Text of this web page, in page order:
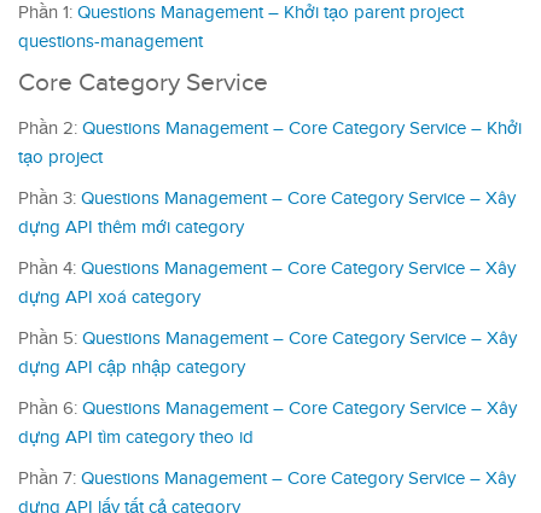
Phần 1: Questions Management – Khởi tạo parent project
questions-management
Core Category Service
Phần 2: Questions Management – Core Category Service – Khởi
tạo project
Phần 3: Questions Management – Core Category Service – Xây
dựng API thêm mới category
Phần 4: Questions Management – Core Category Service – Xây
dựng API xoá category
Phần 5: Questions Management – Core Category Service – Xây
dựng API cập nhập category
Phần 6: Questions Management – Core Category Service – Xây
dựng API tìm category theo id
Phần 7: Questions Management – Core Category Service – Xây
dựng API lấy tất cả category